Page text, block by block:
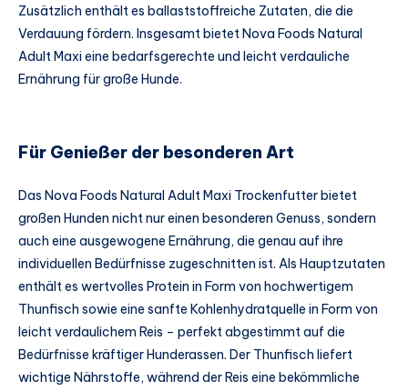
Zusätzlich enthält es ballaststoffreiche Zutaten, die die
Verdauung fördern. Insgesamt bietet Nova Foods Natural
Adult Maxi eine bedarfsgerechte und leicht verdauliche
Ernährung für große Hunde.
Für Genießer der besonderen Art
Das Nova Foods Natural Adult Maxi Trockenfutter bietet
großen Hunden nicht nur einen besonderen Genuss, sondern
auch eine ausgewogene Ernährung, die genau auf ihre
individuellen Bedürfnisse zugeschnitten ist. Als Hauptzutaten
enthält es wertvolles Protein in Form von hochwertigem
Thunfisch sowie eine sanfte Kohlenhydratquelle in Form von
leicht verdaulichem Reis – perfekt abgestimmt auf die
Bedürfnisse kräftiger Hunderassen. Der Thunfisch liefert
wichtige Nährstoffe, während der Reis eine bekömmliche